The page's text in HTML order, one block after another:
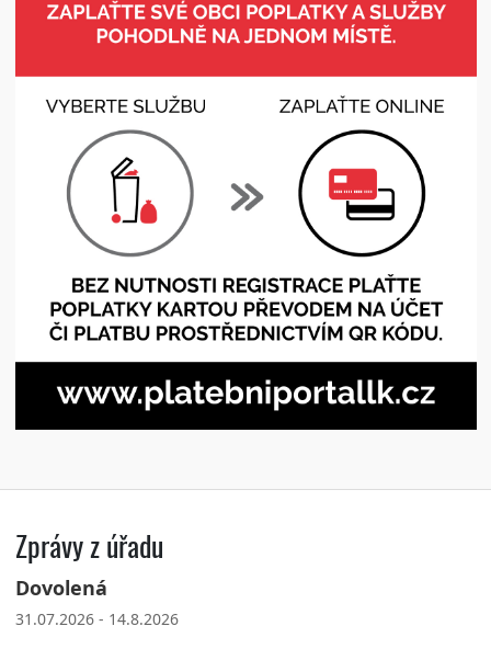
Zprávy z úřadu
Dovolená
31.07.2026 - 14.8.2026